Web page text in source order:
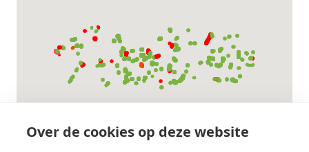
Over de cookies op deze website